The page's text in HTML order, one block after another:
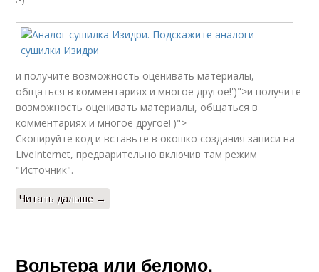
и получите возможность оценивать материалы,
общаться в комментариях и многое другое!')">и получите
возможность оценивать материалы, общаться в
комментариях и многое другое!')">
Скопируйте код и вставьте в окошко создания записи на
LiveInternet, предварительно включив там режим
"Источник".
Читать дальше →
Вольтера или беломо.